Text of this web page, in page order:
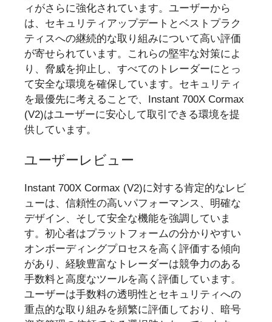
ィがさらに強化されています。ユーザーから
は、セキュリティアップデートとベストプラク
ティスへの継続的な取り組みについて高い評価
が寄せられています。これらの堅牢な対策によ
り、脅威を抑止し、すべてのトレーダーにとっ
て安全な環境を確保しています。セキュリティ
を最優先に考えることで、Instant 700X Cormax
(V2)はユーザーに安心して取引できる環境を提
供しています。
ユーザーレビュー
Instant 700X Cormax (V2)に対する肯定的なレビ
ューは、信頼性の高いパフォーマンス、明確な
デザイン、そして安全な機能を強調していま
す。初心者はプラットフォームの分かりやすい
オンボーディングプロセスを高く評価する傾向
があり、経験豊富なトレーダーは競争力のある
手数料と高度なツールを高く評価しています。
ユーザーは手数料の透明性とセキュリティへの
重点的な取り組みを頻繁に評価しており、暗号